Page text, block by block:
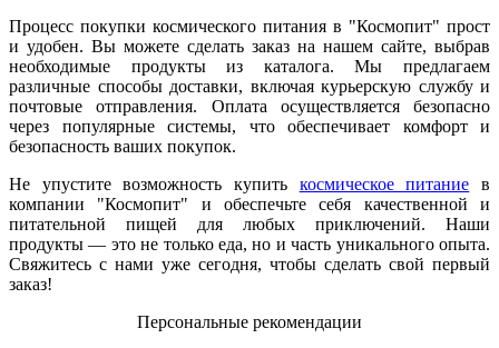
Процесс покупки космического питания в "Космопит" прост
и удобен. Вы можете сделать заказ на нашем сайте, выбрав
необходимые продукты из каталога. Мы предлагаем
различные способы доставки, включая курьерскую службу и
почтовые отправления. Оплата осуществляется безопасно
через популярные системы, что обеспечивает комфорт и
безопасность ваших покупок.
Не упустите возможность купить космическое питание в
компании "Космопит" и обеспечьте себя качественной и
питательной пищей для любых приключений. Наши
продукты — это не только еда, но и часть уникального опыта.
Свяжитесь с нами уже сегодня, чтобы сделать свой первый
заказ!
Персональные рекомендации